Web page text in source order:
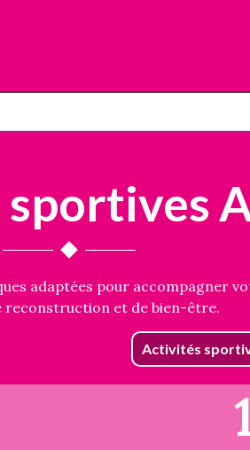
adaptées pour accompagner
reconstruction et de bien-être.
Activités